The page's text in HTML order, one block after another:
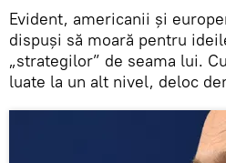
Evident, americanii și
dispuși să moară pentru
„strategilor” de seama lui.
luate la un alt nivel, deloc